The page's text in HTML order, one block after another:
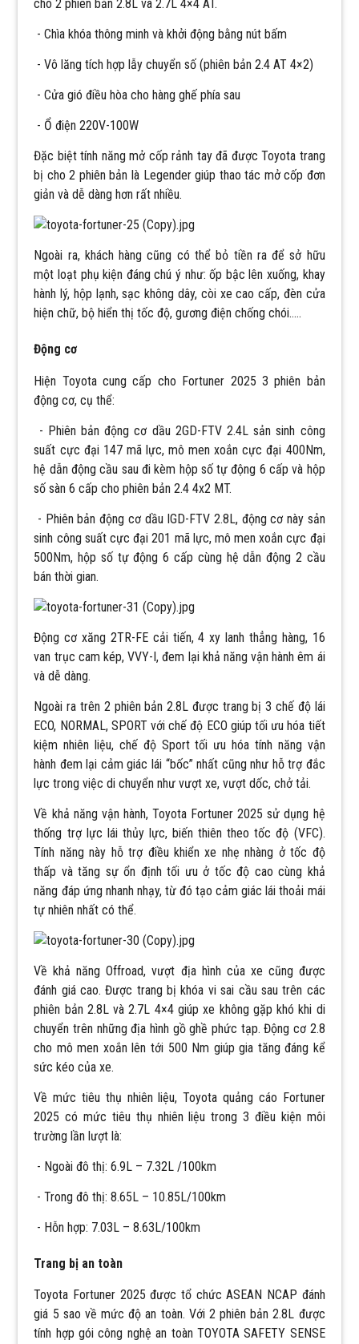
cho 2 phiên bản 2.8L và 2.7L 4×4 AT.
- Chìa khóa thông minh và khởi động bằng nút bấm
- Vô lăng tích hợp lẫy chuyển số (phiên bản 2.4 AT 4×2)
- Cửa gió điều hòa cho hàng ghế phía sau
- Ổ điện 220V-100W
Đặc biệt tính năng mở cốp rảnh tay đã được Toyota trang
bị cho 2 phiên bản là Legender giúp thao tác mở cốp đơn
giản và dễ dàng hơn rất nhiều.
Ngoài ra, khách hàng cũng có thể bỏ tiền ra để sở hữu
một loạt phụ kiện đáng chú ý như: ốp bậc lên xuống, khay
hành lý, hộp lạnh, sạc không dây, còi xe cao cấp, đèn cửa
hiện chữ, bộ hiển thị tốc độ, gương điện chống chói…..
Động cơ
Hiện Toyota cung cấp cho Fortuner 2025 3 phiên bản
động cơ, cụ thể:
- Phiên bản động cơ dầu 2GD-FTV 2.4L sản sinh công
suất cực đại 147 mã lực, mô men xoắn cực đại 400Nm,
hệ dẫn động cầu sau đi kèm hộp số tự động 6 cấp và hộp
số sàn 6 cấp cho phiên bản 2.4 4x2 MT.
- Phiên bản động cơ dầu IGD-FTV 2.8L, động cơ này sản
sinh công suất cực đại 201 mã lực, mô men xoắn cực đại
500Nm, hộp số tự động 6 cấp cùng hệ dẫn động 2 cầu
bán thời gian.
Động cơ xăng 2TR-FE cải tiến, 4 xy lanh thẳng hàng, 16
van trục cam kép, VVY-I, đem lại khả năng vận hành êm ái
và dễ dàng.
Ngoài ra trên 2 phiên bản 2.8L được trang bị 3 chế độ lái
ECO, NORMAL, SPORT với chế độ ECO giúp tối ưu hóa tiết
kiệm nhiên liệu, chế độ Sport tối ưu hóa tính năng vận
hành đem lại cảm giác lái “bốc” nhất cũng như hỗ trợ đắc
lực trong việc di chuyển như vượt xe, vượt dốc, chở tải.
Về khả năng vận hành, Toyota Fortuner 2025 sử dụng hệ
thống trợ lực lái thủy lực, biến thiên theo tốc độ (VFC).
Tính năng này hỗ trợ điều khiển xe nhẹ nhàng ở tốc độ
thấp và tăng sự ổn định tối ưu ở tốc độ cao cùng khả
năng đáp ứng nhanh nhạy, từ đó tạo cảm giác lái thoải mái
tự nhiên nhất có thể.
Về khả năng Offroad, vượt địa hình của xe cũng được
đánh giá cao. Được trang bị khóa vi sai cầu sau trên các
phiên bản 2.8L và 2.7L 4×4 giúp xe không gặp khó khi di
chuyển trên những địa hình gồ ghề phức tạp. Động cơ 2.8
cho mô men xoắn lên tới 500 Nm giúp gia tăng đáng kể
sức kéo của xe.
Về mức tiêu thụ nhiên liệu, Toyota quảng cáo Fortuner
2025 có mức tiêu thụ nhiên liệu trong 3 điều kiện môi
trường lần lượt là:
- Ngoài đô thị: 6.9L – 7.32L /100km
- Trong đô thị: 8.65L – 10.85L/100km
- Hỗn hợp: 7.03L – 8.63L/100km
Trang bị an toàn
Toyota Fortuner 2025 được tổ chức ASEAN NCAP đánh
giá 5 sao về mức độ an toàn. Với 2 phiên bản 2.8L được
tính hợp gói công nghệ an toàn TOYOTA SAFETY SENSE